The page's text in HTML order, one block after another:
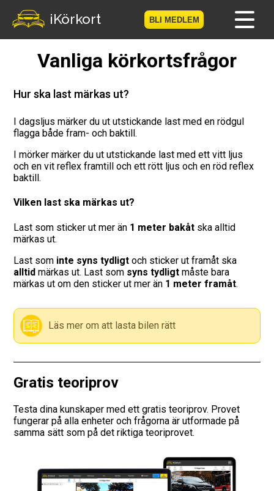
iKörkort BLI MEDLEM
Hem
Bli medlem
Logga in
Prov
Vägmärkesspelet
Checklista för ditt körkort
Hitta trafikskola
Presentkort
Language
Vanliga körkortsfrågor
Hur ska last märkas ut?
I dagsljus märker du ut utstickande last med en rödgul
flagga både fram- och baktill.
I mörker märker du ut utstickande last med ett vitt ljus
och en vit reflex framtill och ett rött ljus och en röd reflex
baktill.
Vilken last ska märkas ut?
Last som sticker ut mer än 1 meter bakåt ska alltid
märkas ut.
Last som inte syns tydligt och sticker ut framåt ska
alltid märkas ut. Last som syns tydligt måste bara
märkas ut om den sticker ut mer än 1 meter framåt.
Läs mer om att lasta bilen rätt
Gratis teoriprov
Testa dina kunskaper med ett gratis teoriprov. Provet
fungerar på alla enheter och frågorna är utformade på
samma sätt som på det riktiga teoriprovet.